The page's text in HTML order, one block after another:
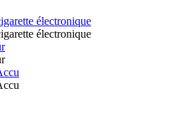
électronique
électronique